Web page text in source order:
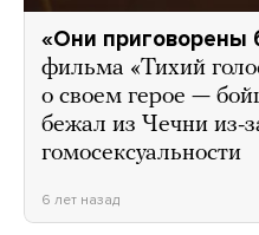
«Они приговорены
фильма «Тихий
о своем герое —
бежал из Чечни из-
гомосексуальности
6 лет назад